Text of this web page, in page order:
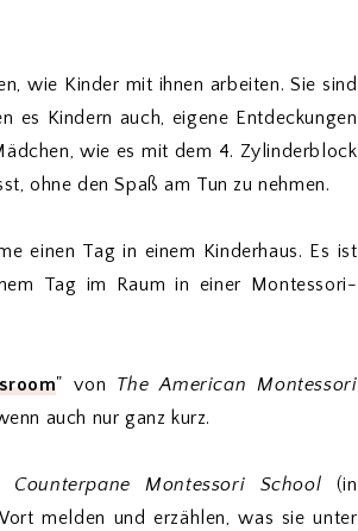
wie Kinder mit ihnen arbeiten. Sie sind
es Kindern auch, eigene Entdeckungen
wie es mit dem 4. Zylinderblock
ohne den Spaß am Tun zu nehmen.
einen Tag in einem Kinderhaus. Es ist
Tag im Raum in einer Montessori-
" von The American Montessori
auch nur ganz kurz.
Counterpane Montessori School (in
melden und erzählen, was sie unter